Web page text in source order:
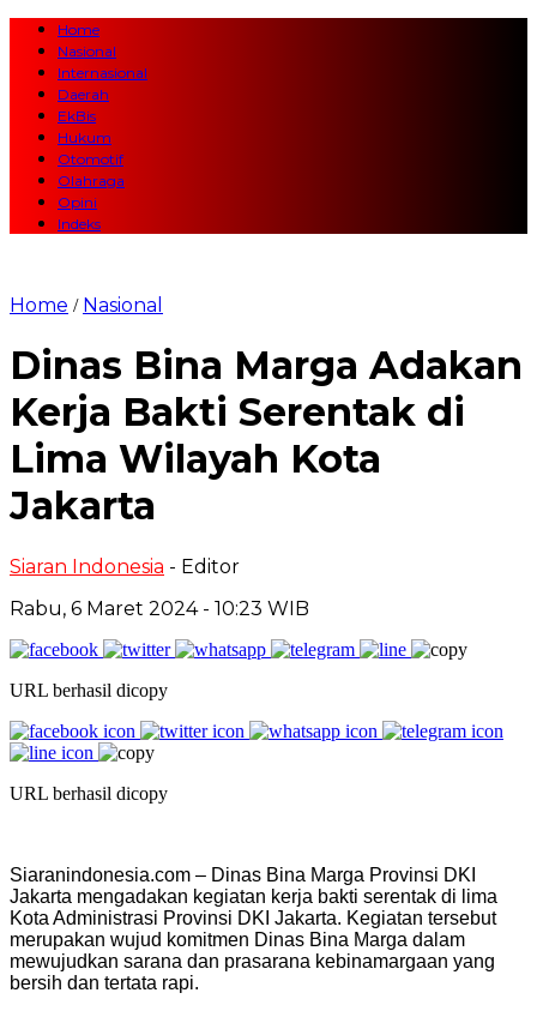
Home
Nasional
Internasional
Daerah
EkBis
Hukum
Otomotif
Olahraga
Opini
Indeks
Home / Nasional
Dinas Bina Marga Adakan
Kerja Bakti Serentak di
Lima Wilayah Kota
Jakarta
Siaran Indonesia - Editor
Rabu, 6 Maret 2024 - 10:23 WIB
URL berhasil dicopy
URL berhasil dicopy
Siaranindonesia.com – Dinas Bina Marga Provinsi DKI
Jakarta mengadakan kegiatan kerja bakti serentak di lima
Kota Administrasi Provinsi DKI Jakarta. Kegiatan tersebut
merupakan wujud komitmen Dinas Bina Marga dalam
mewujudkan sarana dan prasarana kebinamargaan yang
bersih dan tertata rapi.